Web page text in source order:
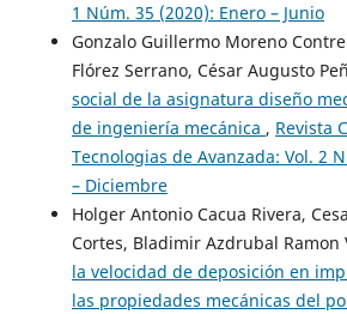
1 Núm. 35 (2020): Enero – Junio
Gonzalo Guillermo Moreno
Flórez Serrano, César Augusto
social de la asignatura diseño
de ingeniería mecánica , Revista
Tecnologias de Avanzada: Vol. 2
– Diciembre
Holger Antonio Cacua Rivera,
Cortes, Bladimir Azdrubal Ramon
la velocidad de deposición en
las propiedades mecánicas del